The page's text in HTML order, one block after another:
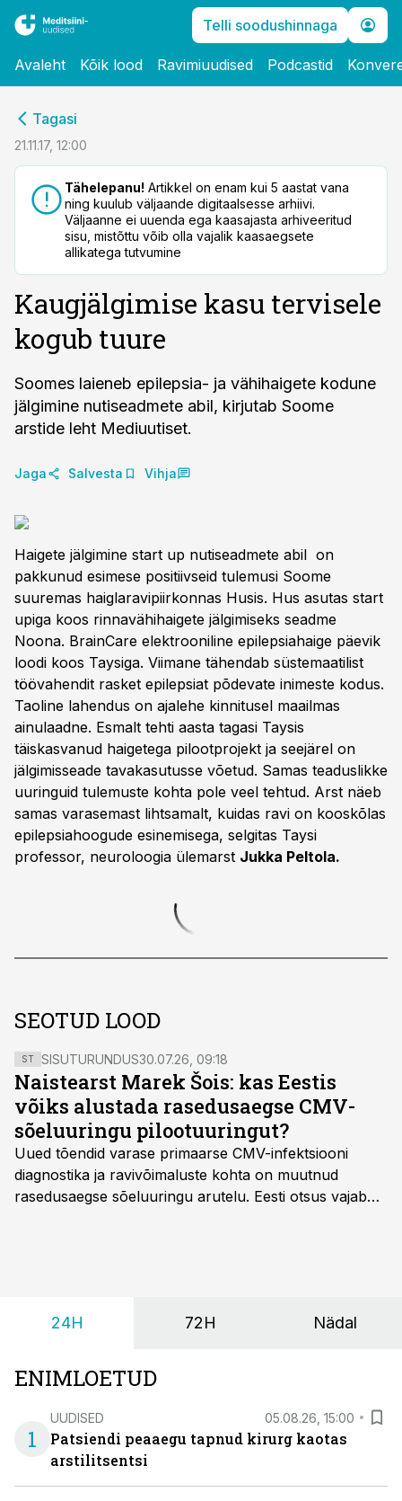
Telli soodushinnaga
Avaleht Kõik lood Ravimiuudised Podcastid
Tagasi
21.11.17, 12:00
Tähelepanu! Artikkel on enam kui 5 aastat vana
ning kuulub väljaande digitaalsesse arhiivi.
Väljaanne ei uuenda ega kaasajasta arhiveeritud
sisu, mistõttu võib olla vajalik kaasaegsete
allikatega tutvumine
Kaugjälgimise kasu tervisele
kogub tuure
Soomes laieneb epilepsia- ja vähihaigete kodune
jälgimine nutiseadmete abil, kirjutab Soome
arstide leht Mediuutiset.
Jaga Salvesta Vihja
Haigete jälgimine start up nutiseadmete abil on
pakkunud esimese positiivseid tulemusi Soome
suuremas haiglaravipiirkonnas Husis. Hus asutas start
upiga koos rinnavähihaigete jälgimiseks seadme
Noona. BrainCare elektrooniline epilepsiahaige päevik
loodi koos Taysiga. Viimane tähendab süstemaatilist
töövahendit rasket epilepsiat põdevate inimeste kodus.
Taoline lahendus on ajalehe kinnitusel maailmas
ainulaadne. Esmalt tehti aasta tagasi Taysis
täiskasvanud haigetega pilootprojekt ja seejärel on
jälgimisseade tavakasutusse võetud. Samas teaduslikke
uuringuid tulemuste kohta pole veel tehtud. Arst näeb
samas varasemast lihtsamalt, kuidas ravi on kooskõlas
epilepsiahoogude esinemisega, selgitas Taysi
professor, neuroloogia ülemarst Jukka Peltola.
SEOTUD LOOD
ST SISUTURUNDUS30.07.26, 09:18
Naistearst Marek Šois: kas Eestis
võiks alustada rasedusaegse CMV-
sõeluuringu pilootuuringut?
Uued tõendid varase primaarse CMV-infektsiooni
diagnostika ja ravivõimaluste kohta on muutnud
rasedusaegse sõeluuringu arutelu. Eesti otsus vajab
24H 72H Nädal
ENIMLOETUD
1
UUDISED 05.08.26, 15:00
Patsiendi peaaegu tapnud kirurg kaotas
arstilitsentsi